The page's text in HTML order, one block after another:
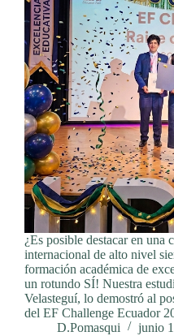
¿Es posible destacar en una
internacional de alto nivel
formación académica de
un rotundo SÍ! Nuestra
Velasteguí, lo demostró al
del EF Challenge Ecuador
D.Pomasqui
junio